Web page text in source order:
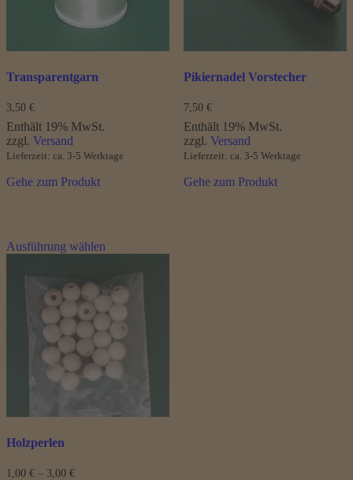
Transparentgarn
3,50 €
Enthält 19% MwSt.
zzgl. Versand
Lieferzeit: ca. 3-5 Werktage
Gehe zum Produkt
Pikiernadel Vorstecher
7,50 €
Enthält 19% MwSt.
zzgl. Versand
Lieferzeit: ca. 3-5 Werktage
Gehe zum Produkt
Ausführung wählenProdukt
mehrere
Varianten
auf.
Die
Optionen
können
auf
der
werden
Holzperlen
1,00 € – 3,00 €Preisspanne: